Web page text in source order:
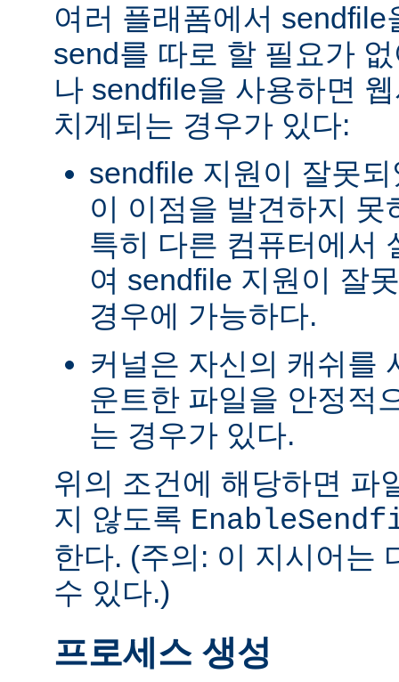
여러 플래폼에서
send를 따로 할 필요가
나 sendfile을 사용하면
치게되는 경우가 있다:
sendfile 지원이 잘못
이 이점을 발견하지
특히 다른 컴퓨터에서
여 sendfile 지원이 잘
경우에 가능하다.
커널은 자신의 캐쉬를
운트한 파일을 안정적
는 경우가 있다.
위의 조건에 해당하면 파
지 않도록
한다. (주의: 이 지시어는
수 있다.)
프로세스 생성